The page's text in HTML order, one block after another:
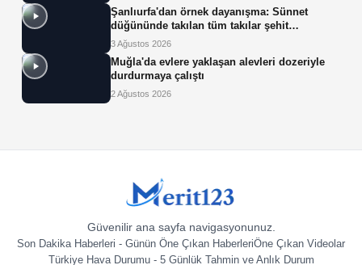
Şanlıurfa'dan örnek dayanışma: Sünnet
düğününde takılan tüm takılar şehit
ailelerinin çocuklarına bağışlandı
3 Ağustos 2026
Muğla'da evlere yaklaşan alevleri dozeriyle
durdurmaya çalıştı
2 Ağustos 2026
Güvenilir ana sayfa navigasyonunuz.
Son Dakika Haberleri - Günün Öne Çıkan HaberleriÖne Çıkan Videolar
Türkiye Hava Durumu - 5 Günlük Tahmin ve Anlık Durum